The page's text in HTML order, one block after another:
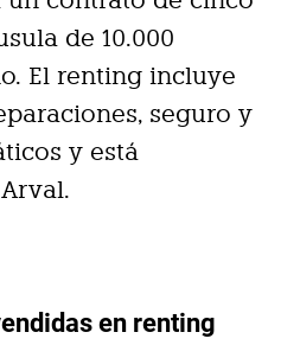
de 10.000
El renting incluye
seguro y
y está